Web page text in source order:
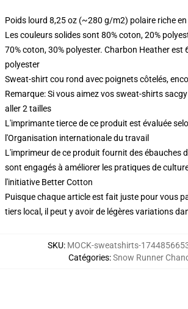
Poids lourd 8,25 oz (~280 g/m2) polaire riche
Les couleurs solides sont 80% coton, 20%
70% coton, 30% polyester. Charbon Heather est
polyester
Sweat-shirt cou rond avec poignets côtelés,
Remarque: Si vous aimez vos sweat-shirts
aller 2 tailles
L'imprimante tierce de ce produit est évaluée
l'Organisation internationale du travail
L'imprimeur de ce produit fournit des ébauches
sont engagés à améliorer les pratiques de
l'initiative Better Cotton
Puisque chaque article est fait juste pour vous
tiers local, il peut y avoir de légères variations
SKU: MOCK-sweatshirts-
Catégories:Snow Runner